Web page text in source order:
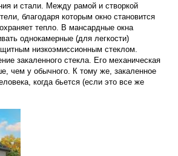
и стали. Между рамой и створкой
благодаря которым окно становится
тепло. В мансардные окна
однокамерные (для легкости)
низкоэмиссионным стеклом.
закаленного стекла. Его механическая
чем у обычного. К тому же, закаленное
когда бьется (если это все же